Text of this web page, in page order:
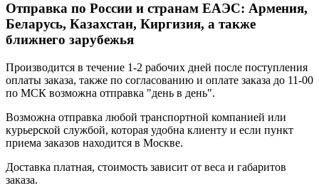
Отправка по России и странам ЕАЭС: Армения,
Беларусь, Казахстан, Киргизия, а также
ближнего зарубежья
Производится в течение 1-2 рабочих дней после поступления
оплаты заказа, также по согласованию и оплате заказа до 11-00
по МСК возможна отправка "день в день".
Возможна отправка любой транспортной компанией или
курьерской службой, которая удобна клиенту и если пункт
приема заказов находится в Москве.
Доставка платная, стоимость зависит от веса и габаритов
заказа.